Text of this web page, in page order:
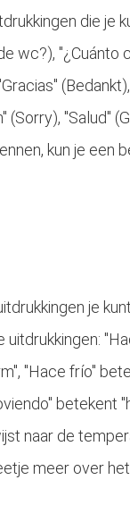
die je
wc?), "¿Cuánto
(Sorry), "Salud"
kun je een
je
"Hace frío"
betekent
naar de
meer over